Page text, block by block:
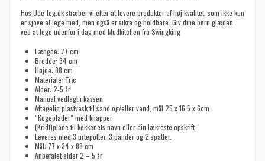
Hos Ude-leg.dk stræber vi efter at levere produkter af høj kvalitet, som ikke kun
er sjove at lege med, men også er sikre og holdbare. Giv dine børn glæden
ved at lege udenfor i dag med Mudkitchen fra Swingking
Længde: 77 cm
Bredde: 34 cm
Højde: 88 cm
Materiale: Træ
Alder: 2-5 år
Manual vedlagt i kassen
Aftagelig plastvask til sand og/eller vand, mål 25 x 16,5 x 6cm
“Kogeplader” med knapper
(Kridt)plade til køkkenets navn eller din lækreste opskrift
Leveres med 3 urtepotter, 3 pander og 2 spatler.
Mål: 77 x 34 x 88 cm
Anbefalet alder 2 – 5 år